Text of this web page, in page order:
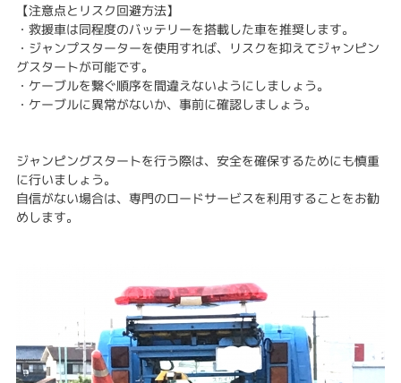
【注意点とリスク回避方法】
・救援車は同程度のバッテリーを搭載した車を推奨します。
・ジャンプスターターを使用すれば、リスクを抑えてジャンピン
グスタートが可能です。
・ケーブルを繋ぐ順序を間違えないようにしましょう。
・ケーブルに異常がないか、事前に確認しましょう。
ジャンピングスタートを行う際は、安全を確保するためにも慎重
に行いましょう。
自信がない場合は、専門のロードサービスを利用することをお勧
めします。